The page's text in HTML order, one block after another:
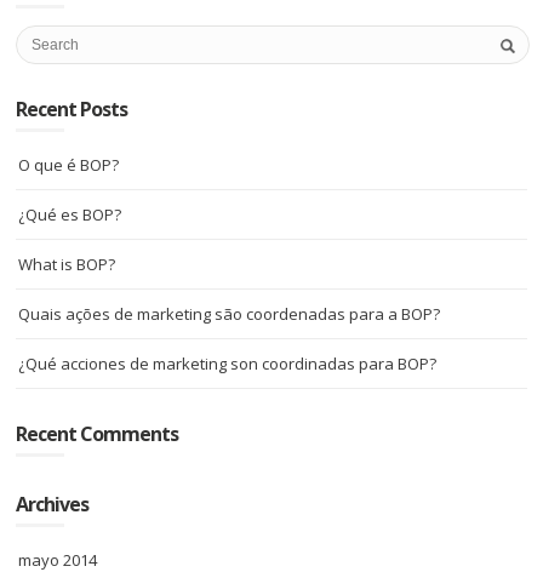
Recent Posts
O que é BOP?
¿Qué es BOP?
What is BOP?
Quais ações de marketing são coordenadas para a BOP?
¿Qué acciones de marketing son coordinadas para BOP?
Recent Comments
Archives
mayo 2014